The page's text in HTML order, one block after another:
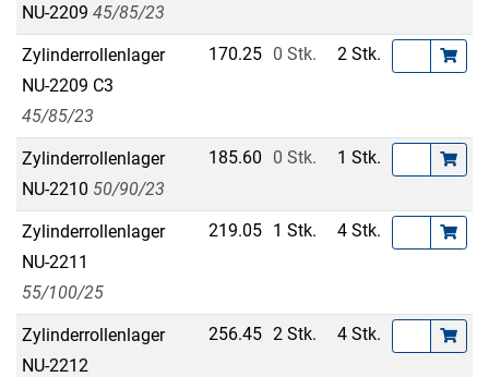
NU-2209 45/85/23
Zylinderrollenlager
NU-2209 C3
45/85/23
170.25 0 Stk. 2 Stk.
Zylinderrollenlager
NU-2210 50/90/23
185.60 0 Stk. 1 Stk.
Zylinderrollenlager
NU-2211
55/100/25
219.05 1 Stk. 4 Stk.
Zylinderrollenlager
NU-2212
256.45 2 Stk. 4 Stk.